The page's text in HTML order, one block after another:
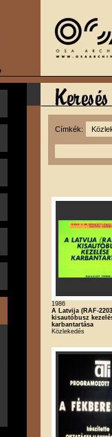
Címkék:
1986
A Latvija (RAF-
kisautóbusz
karbantartása
Közlekedés